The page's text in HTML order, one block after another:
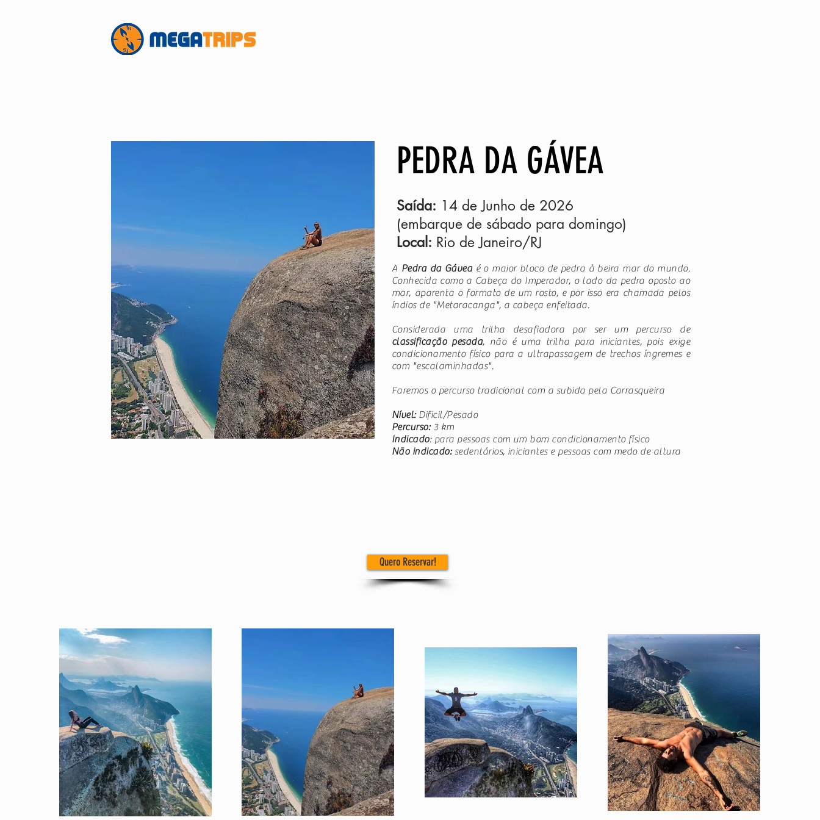
PEDRA DA GÁVEA
Saída: 14 de Junho de 2026
(embarque de sábado para domingo)
Local: Rio de Janeiro/RJ
A Pedra da Gáveaé o maior bloco de pedra à beira mar do mundo.
Conhecida como a Cabeça do Imperador, o lado da pedra oposto ao
mar, aparenta o formato de um rosto, e por isso era chamada pelos
índios de "Metaracanga", a cabeça enfeitada.
Considerada uma trilha desafiadora por ser um percurso de
classificação pesada, não é uma trilha para iniciantes, pois exige
condicionamento físico para a ultrapassagem de trechos íngremes e
com "escalaminhadas".
Faremos o percurso tradicional com a subida pela Carrasqueira
Nível: Dificil/Pesado
Percurso: 3 km
Indicado: para pessoas com um bom condicionamento físico
Não indicado:sedentários, iniciantes e pessoas com medo de altura
Quero Reservar!